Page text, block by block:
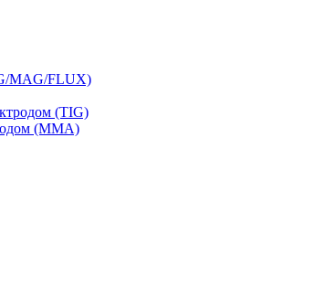
MAG/FLUX)
(TIG)
(MMA)